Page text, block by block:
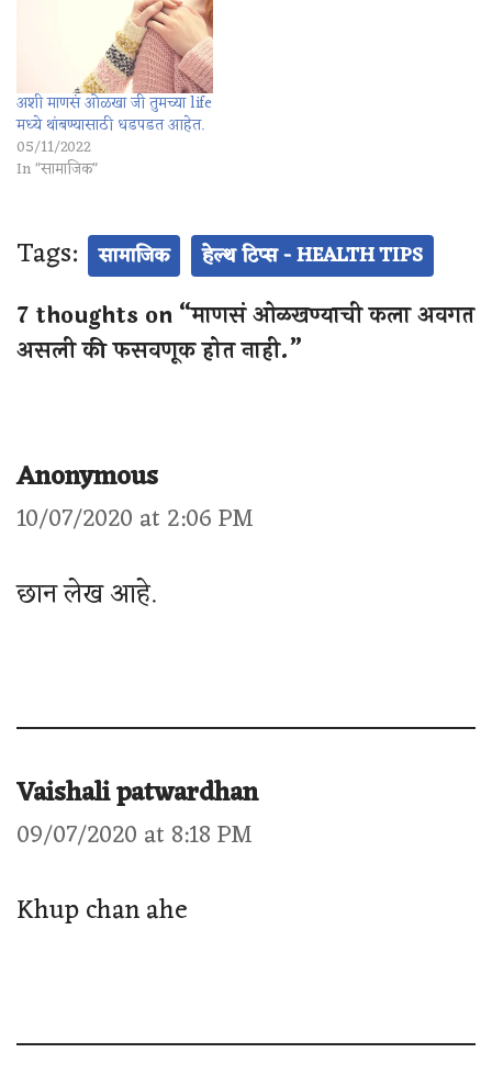
अशी माणसं ओळखा जी तुमच्या life
मध्ये थांबण्यासाठी धडपडत आहेत.
05/11/2022
In "सामाजिक"
Tags: सामाजिक हेल्थ टिप्स - HEALTH TIPS
7 thoughts on “माणसं ओळखण्याची कला अवगत
असली की फसवणूक होत नाही.”
Anonymous
10/07/2020 at 2:06 PM
छान लेख आहे.
Vaishali patwardhan
09/07/2020 at 8:18 PM
Khup chan ahe